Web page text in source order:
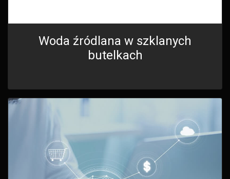
Woda źródlana w szklanych
butelkach